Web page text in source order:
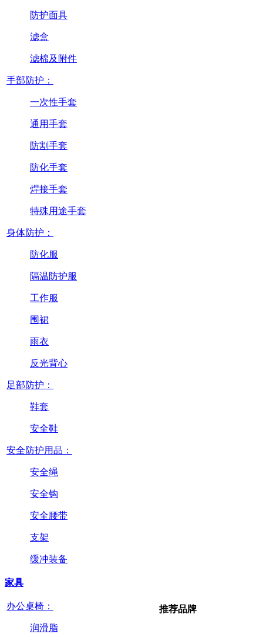
防护面具
滤盒
滤棉及附件
手部防护：
一次性手套
通用手套
防割手套
防化手套
焊接手套
特殊用途手套
身体防护：
防化服
隔温防护服
工作服
围裙
雨衣
反光背心
足部防护：
鞋套
安全鞋
安全防护用品：
安全绳
安全钩
安全腰带
支架
缓冲装备
家具
办公桌椅：
润滑脂
推荐品牌